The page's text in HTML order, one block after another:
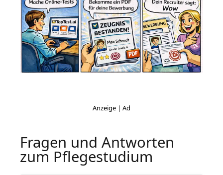
Fragen und Antworten
zum Pflegestudium